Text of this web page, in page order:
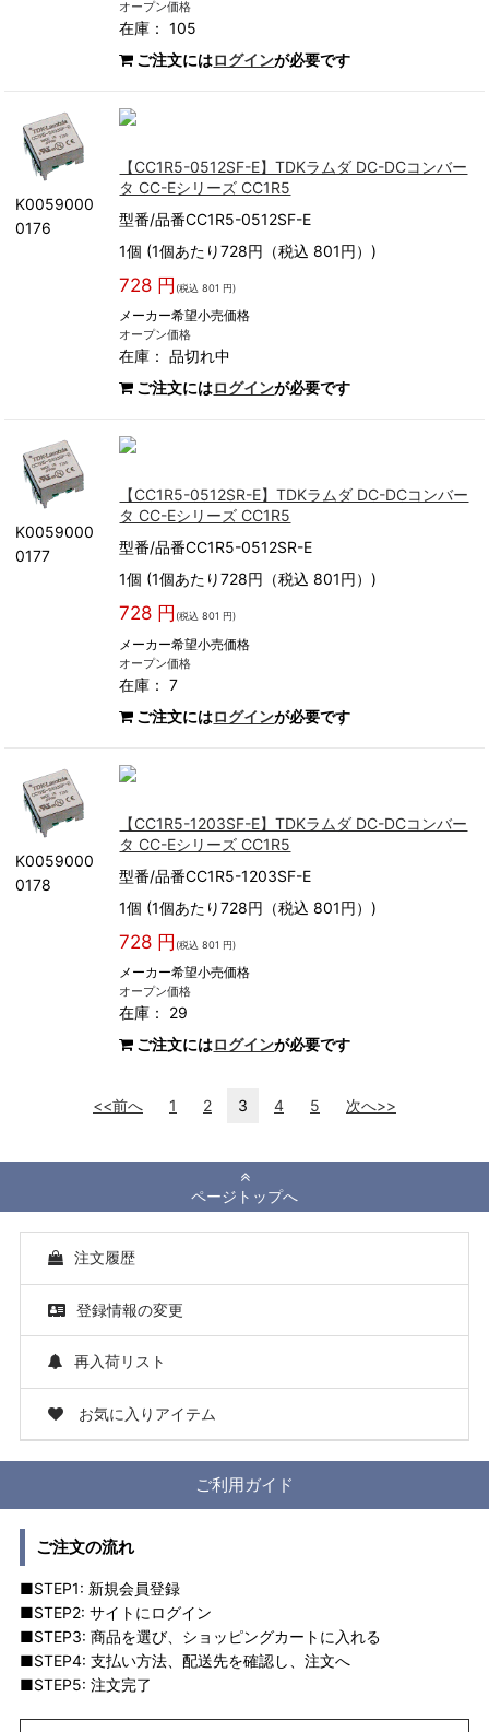
オープン価格
在庫： 105
ご注文にはログインが必要です
K0059000
0176
【CC1R5-0512SF-E】TDKラムダ DC-DCコンバー
タ CC-Eシリーズ CC1R5
型番/品番CC1R5-0512SF-E
1個 (1個あたり728円（税込 801円）)
728 円 (税込 801 円)
メーカー希望小売価格
オープン価格
在庫：品切れ中
ご注文にはログインが必要です
K0059000
0177
【CC1R5-0512SR-E】TDKラムダ DC-DCコンバー
タ CC-Eシリーズ CC1R5
型番/品番CC1R5-0512SR-E
1個 (1個あたり728円（税込 801円）)
728 円 (税込 801 円)
メーカー希望小売価格
オープン価格
在庫： 7
ご注文にはログインが必要です
K0059000
0178
【CC1R5-1203SF-E】TDKラムダ DC-DCコンバー
タ CC-Eシリーズ CC1R5
型番/品番CC1R5-1203SF-E
1個 (1個あたり728円（税込 801円）)
728 円 (税込 801 円)
メーカー希望小売価格
オープン価格
在庫： 29
ご注文にはログインが必要です
<<前へ 1 2 3 4 5 次へ>>
ページトップへ
注文履歴
登録情報の変更
再入荷リスト
お気に入りアイテム
ご利用ガイド
ご注文の流れ
■STEP1: 新規会員登録
■STEP2: サイトにログイン
■STEP3: 商品を選び、ショッピングカートに入れる
■STEP4: 支払い方法、配送先を確認し、注文へ
■STEP5: 注文完了